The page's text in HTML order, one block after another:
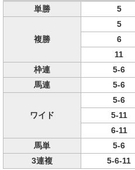
単勝 5
複勝
5
6
11
枠連
5-6
馬連
5-6
ワイド
5-6
5-11
6-11
馬単
5-6
3連複
5-6-11